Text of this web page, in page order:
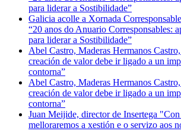
para liderar a Sostibilidade”
Galicia acolle a Xornada
“20 anos do Anuario Corresponsables:
para liderar a Sostibilidade”
Abel Castro, Maderas Hermanos
creación de valor debe ir ligado a un
contorna”
Abel Castro, Maderas Hermanos
creación de valor debe ir ligado a un
contorna”
Juan Meijide, director de Insertega
melloraremos a xestión e o servizo aos